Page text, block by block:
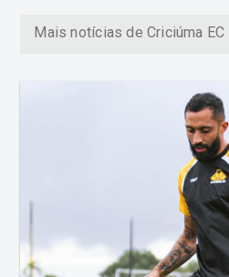
Mais notícias de Criciúma EC